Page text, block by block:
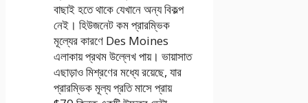
বাছাই হতে থাকে যেখানে অন্য বিকল্প
নেই। হিউজনেটকম প্রারম্ভিক
মূল্যের কারণে Des Moines
এলাকায় প্রথম উল্লেখ পায়। ভায়াসাত
এছাড়াও মিশ্রণের মধ্যে রয়েছে, যার
প্রারম্ভিক মূল্য প্রতি মাসে প্রায়